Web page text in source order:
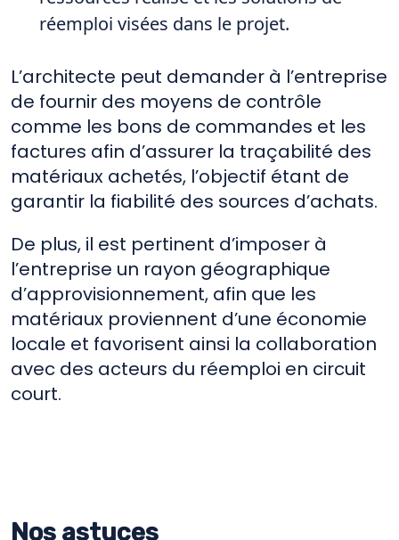
réemploi visées dans le projet.
L’architecte peut demander à l’entreprise
de fournir des moyens de contrôle
comme les bons de commandes et les
factures afin d’assurer la traçabilité des
matériaux achetés, l’objectif étant de
garantir la fiabilité des sources d’achats.
De plus, il est pertinent d’imposer à
l’entreprise un rayon géographique
d’approvisionnement, afin que les
matériaux proviennent d’une économie
locale et favorisent ainsi la collaboration
avec des acteurs du réemploi en circuit
court.
Nos astuces